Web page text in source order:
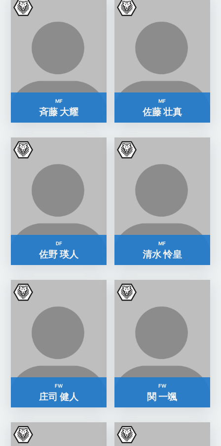
MF
斉藤 大耀
MF
佐藤 壮真
DF
佐野 瑛人
MF
清水 怜皇
FW
庄司 健人
FW
関 一颯